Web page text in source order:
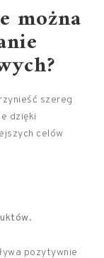
można
szereg
dzięki
celów
pozytywnie